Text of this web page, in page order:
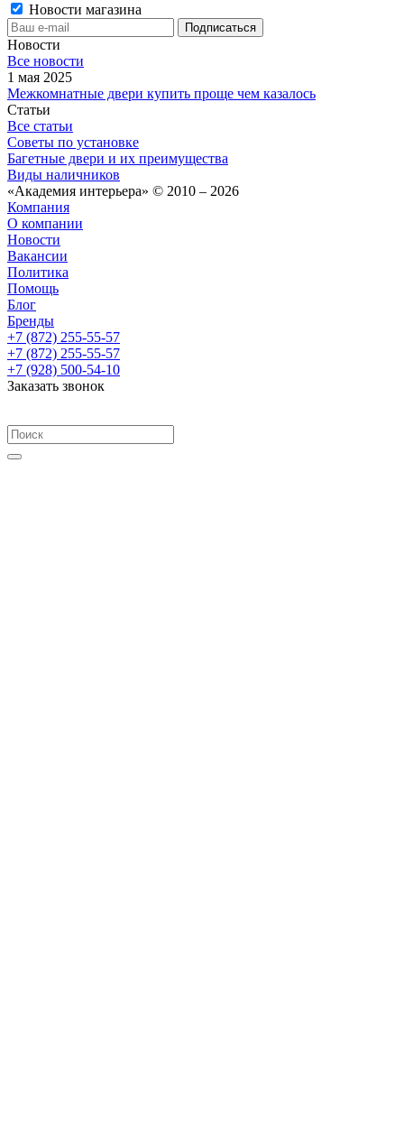
Новости магазина
Новости
Все новости
1 мая 2025
Межкомнатные двери купить проще чем казалось
Статьи
Все статьи
Советы по установке
Багетные двери и их преимущества
Виды наличников
«Академия интерьера» © 2010 – 2026
Компания
О компании
Новости
Вакансии
Политика
Помощь
Блог
Бренды
+7 (872) 255-55-57
+7 (872) 255-55-57
+7 (928) 500-54-10
Заказать звонок